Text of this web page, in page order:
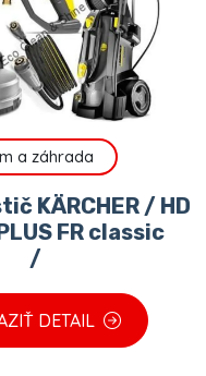
a záhrada
KÄRCHER / HD
FR classic
/
DETAIL